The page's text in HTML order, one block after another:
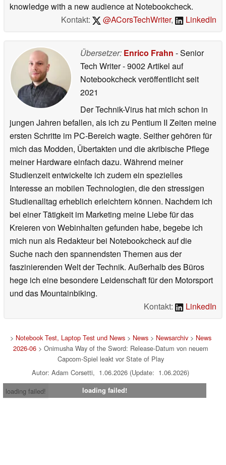
knowledge with a new audience at Notebookcheck.
Kontakt:
@ACorsTechWriter, LinkedIn
Übersetzer: Enrico Frahn - Senior
Tech Writer- 9002 Artikel auf
Notebookcheck veröffentlichtseit
2021
Der Technik-Virus hat mich schon in
jungen Jahren befallen, als ich zu Pentium II Zeiten meine
ersten Schritte im PC-Bereich wagte. Seither gehören für
mich das Modden, Übertakten und die akribische Pflege
meiner Hardware einfach dazu. Während meiner
Studienzeit entwickelte ich zudem ein spezielles
Interesse an mobilen Technologien, die den stressigen
Studienalltag erheblich erleichtern können. Nachdem ich
bei einer Tätigkeit im Marketing meine Liebe für das
Kreieren von Webinhalten gefunden habe, begebe ich
mich nun als Redakteur bei Notebookcheck auf die
Suche nach den spannendsten Themen aus der
faszinierenden Welt der Technik. Außerhalb des Büros
hege ich eine besondere Leidenschaft für den Motorsport
und das Mountainbiking.
Kontakt:
LinkedIn
> Notebook Test, Laptop Test und News> News> Newsarchiv> News
2026-06> Onimusha Way of the Sword: Release-Datum von neuem
Capcom-Spiel leakt vor State of Play
Autor: Adam Corsetti, 1.06.2026 (Update: 1.06.2026)
loading failed!
loading failed!